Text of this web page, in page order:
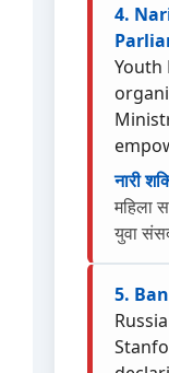
4.
Youth
नारी
महिला
युवा
5.